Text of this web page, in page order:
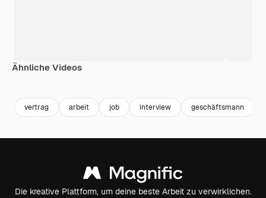
Ähnliche Videos
vertrag arbeit job interview geschäftsmann
Die kreative Plattform, um deine beste Arbeit zu verwirklichen.